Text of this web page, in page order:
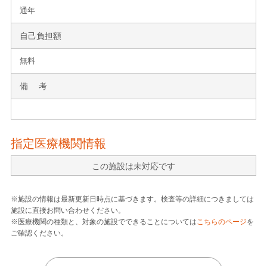
通年
自己負担額
無料
備 考
指定医療機関情報
この施設は未対応です
※施設の情報は最新更新日時点に基づきます。検査等の詳細につきましては
施設に直接お問い合わせください。
※医療機関の種類と、対象の施設でできることについてはこちらのページを
ご確認ください。